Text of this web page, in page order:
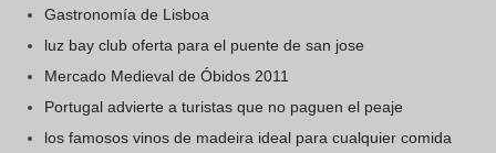
Gastronomía de Lisboa
luz bay club oferta para el puente de san jose
Mercado Medieval de Óbidos 2011
Portugal advierte a turistas que no paguen el peaje
los famosos vinos de madeira ideal para cualquier comida